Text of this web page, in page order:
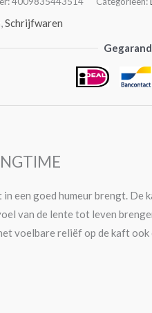
,Schrijfwaren
een goed humeur brengt. De
van de lente tot leven
voelbare reliëf op de kaft